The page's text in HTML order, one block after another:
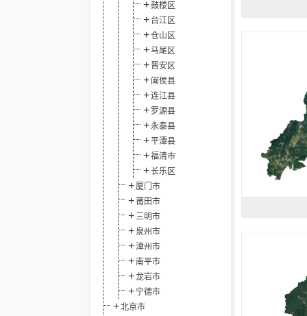
鼓楼区
台江区
仓山区
马尾区
晋安区
闽侯县
连江县
罗源县
永泰县
平潭县
福清市
长乐区
厦门市
莆田市
三明市
泉州市
漳州市
南平市
龙岩市
宁德市
北京市